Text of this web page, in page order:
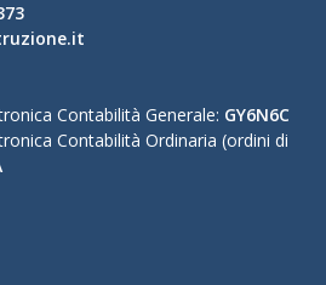
Contabilità Generale: GY6N6C
Contabilità Ordinaria (ordini di